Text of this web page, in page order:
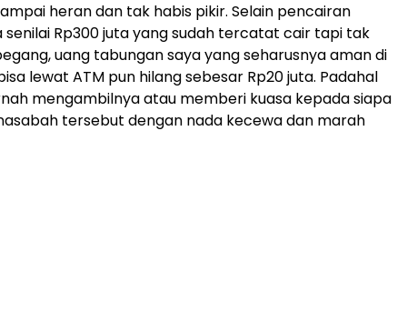
heran dan tak habis pikir. Selain pencairan
senilai Rp300 juta yang sudah tercatat cair tapi tak
uang tabungan saya yang seharusnya aman di
lewat ATM pun hilang sebesar Rp20 juta. Padahal
mengambilnya atau memberi kuasa kepada siapa
tersebut dengan nada kecewa dan marah